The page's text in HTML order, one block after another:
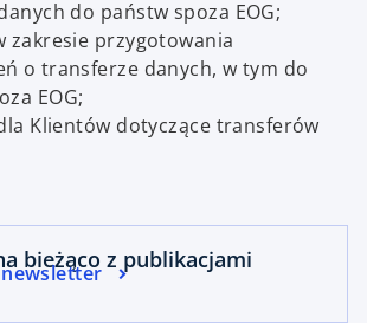
do państw spoza EOG;
zakresie przygotowania
o transferze danych, w tym do
EOG;
Klientów dotyczące transferów
bieżąco z publikacjami